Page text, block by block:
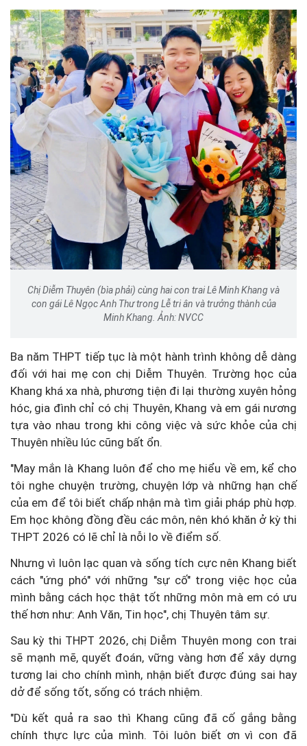
Chị Diễm Thuyên (bìa phải) cùng hai con trai Lê Minh Khang và
con gái Lê Ngọc Anh Thư trong Lễ tri ân và trưởng thành của
Minh Khang. Ảnh: NVCC
Ba năm THPT tiếp tục là một hành trình không dễ dàng
đối với hai mẹ con chị Diễm Thuyên. Trường học của
Khang khá xa nhà, phương tiện đi lại thường xuyên hỏng
hóc, gia đình chỉ có chị Thuyên, Khang và em gái nương
tựa vào nhau trong khi công việc và sức khỏe của chị
Thuyên nhiều lúc cũng bất ổn.
"May mắn là Khang luôn để cho mẹ hiểu về em, kể cho
tôi nghe chuyện trường, chuyện lớp và những hạn chế
của em để tôi biết chấp nhận mà tìm giải pháp phù hợp.
Em học không đồng đều các môn, nên khó khăn ở kỳ thi
THPT 2026 có lẽ chỉ là nỗi lo về điểm số.
Nhưng vì luôn lạc quan và sống tích cực nên Khang biết
cách "ứng phó" với những "sự cố" trong việc học của
mình bằng cách học thật tốt những môn mà em có ưu
thế hơn như: Anh Văn, Tin học", chị Thuyên tâm sự.
Sau kỳ thi THPT 2026, chị Diễm Thuyên mong con trai
sẽ mạnh mẽ, quyết đoán, vững vàng hơn để xây dựng
tương lai cho chính mình, nhận biết được đúng sai hay
dở để sống tốt, sống có trách nhiệm.
"Dù kết quả ra sao thì Khang cũng đã cố gắng bằng
chính thực lực của mình. Tôi luôn biết ơn vì con đã